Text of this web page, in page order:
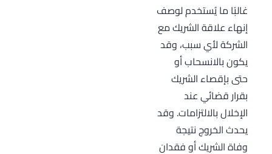
غالبًا ما يُستخدم لوصف
إنهاء علاقة الشريك مع
الشركة لأي سبب، وقد
يكون بالانسحاب أو
حتى بإقصاء الشريك
بقرار قضائي عند
الإخلال بالالتزامات. وقد
يحدث الخروج نتيجة
وفاة الشريك أو فقدان